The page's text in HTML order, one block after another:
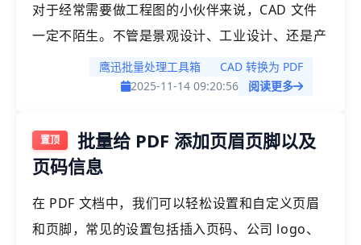
对于经常需要做工程图的小伙伴来说，CAD 文件
一定不陌生。不管是景观设计、工业设计、还是产
品设计，很多都离不开 CAD，CAD 又有多个格式
的文件，最常见的就是 dwf、dwg、dxf 等格式，
今天就给大家介绍如何将这些 CAD 的文件批量转
为 PDF 格式，方便用户查看。
鹰迅批量处理工具箱
CAD 转换为 PDF
2025-11-14 09:20:56
阅读更多
批量给 PDF 添加页眉页脚以及
页码信息
在 PDF 文档中，我们可以轻松设置和自定义页眉
和页脚，常见的设置包括插入页码、公司 logo、